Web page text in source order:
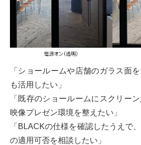
「ショールームや店舗のガラス面
も活用したい」
「既存のショールームにスクリー
映像プレゼン環境を整えたい」
「BLACKの仕様を確認したうえで
の適用可否を相談したい」